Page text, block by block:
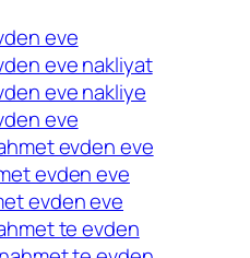
eve
eve nakliyat
eve nakliye
eve
evden eve
evden eve
evden eve
te evden